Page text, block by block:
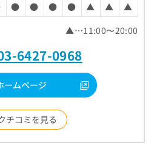
● ● ● ● ▲ ▲
▲
▲…11:00〜20:00
6427-0968
ームページ
チコミを見る